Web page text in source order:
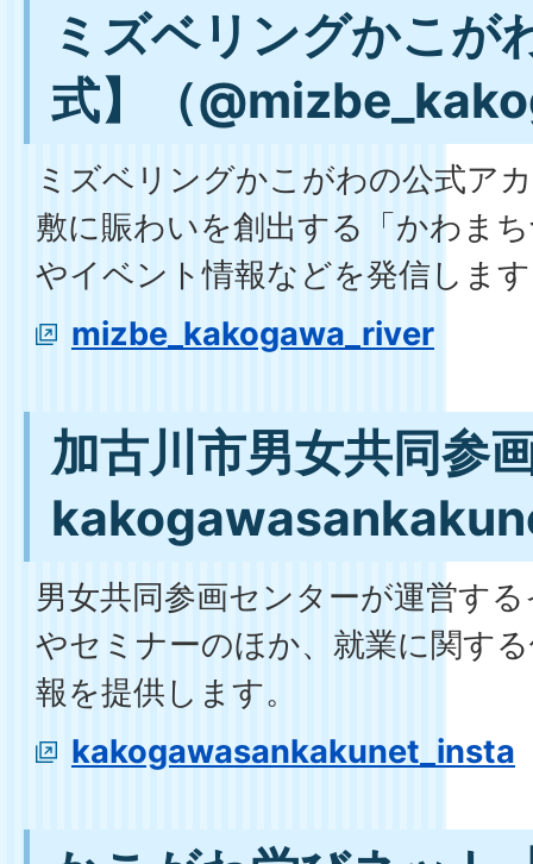
ミズベリングかこが
式】（
ミズベリングかこがわの公式ア
敷に賑わいを創出する「かわま
やイベント情報などを発信しま
mizbe_kakogawa_river
加古川市男女共同参
男女共同参画センターが運営す
やセミナーのほか、就業に関す
報を提供します。
kakogawasankakunet_insta